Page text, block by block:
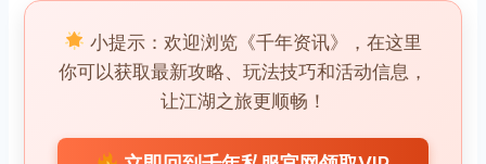
小提示：欢迎浏览《千年资讯》，在这里
你可以获取最新攻略、玩法技巧和活动信息，
让江湖之旅更顺畅！